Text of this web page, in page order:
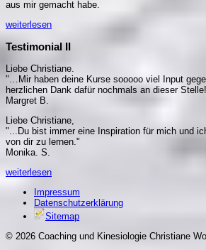
aus mir gemacht habe.
weiterlesen
Testimonial II
Liebe Christiane.
"…Mir haben deine Kurse sooooo viel Input
herzlichen Dank dafür nochmals an dieser
Margret B.
Liebe Christiane,
"...Du bist immer eine Inspiration für mich und
von dir zu lernen."
Monika. S.
weiterlesen
Impressum
Datenschutzerklärung
Sitemap
© 2026 Coaching und Kinesiologie Christiane